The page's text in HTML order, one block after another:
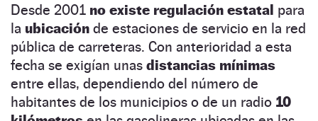
Desde 2001 no existe regulación estatal para
la ubicación de estaciones de servicio en la red
pública de carreteras. Con anterioridad a esta
fecha se exigían unas distancias mínimas
entre ellas, dependiendo del número de
habitantes de los municipios o de un radio 10